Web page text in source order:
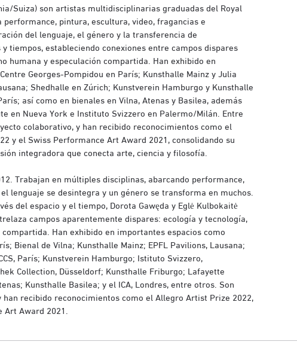
Suiza) son artistas multidisciplinarias graduadas del Royal
pintura, escultura, video, fragancias e
del lenguaje, el género y la transferencia de
tiempos, estableciendo conexiones entre campos dispares
humana y especulación compartida. Han exhibido en
Georges-Pompidou en París; Kunsthalle Mainz y Julia
Shedhalle en Zúrich; Kunstverein Hamburgo y Kunsthalle
así como en bienales en Vilna, Atenas y Basilea, además
en Nueva York e Instituto Svizzero en Palermo/Milán. Entre
colaborativo, y han recibido reconocimientos como el
y el Swiss Performance Art Award 2021, consolidando su
integradora que conecta arte, ciencia y filosofía.
Trabajan en múltiples disciplinas, abarcando performance,
lenguaje se desintegra y un género se transforma en muchos.
del espacio y el tiempo, Dorota Gawęda y Eglė Kulbokaitė
campos aparentemente dispares: ecología y tecnología,
Han exhibido en importantes espacios como
Bienal de Vilna; Kunsthalle Mainz; EPFL Pavilions, Lausana;
París; Kunstverein Hamburgo; Istituto Svizzero,
Collection, Düsseldorf; Kunsthalle Friburgo; Lafayette
Kunsthalle Basilea; y el ICA, Londres, entre otros. Son
han recibido reconocimientos como el Allegro Artist Prize 2022,
Award 2021.